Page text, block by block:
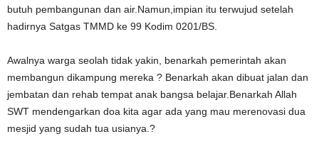
butuh pembangunan dan air.Namun,impian itu terwujud setelah
hadirnya Satgas TMMD ke 99 Kodim 0201/BS.
Awalnya warga seolah tidak yakin, benarkah pemerintah akan
membangun dikampung mereka ? Benarkah akan dibuat jalan dan
jembatan dan rehab tempat anak bangsa belajar.Benarkah Allah
SWT mendengarkan doa kita agar ada yang mau merenovasi dua
mesjid yang sudah tua usianya.?